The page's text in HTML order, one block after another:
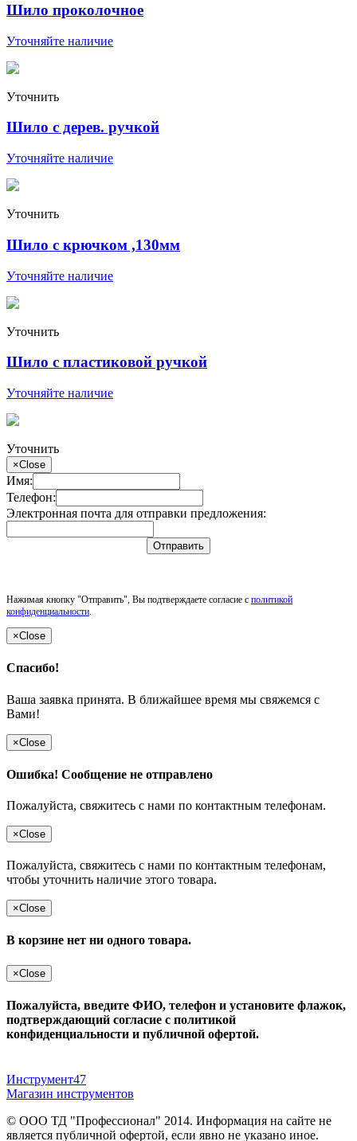
Шило проколочное
Уточняйте наличие
Уточнить
Шило с дерев. ручкой
Уточняйте наличие
Уточнить
Шило с крючком ,130мм
Уточняйте наличие
Уточнить
Шило с пластиковой ручкой
Уточняйте наличие
Уточнить
×Close
Имя:
Телефон:
Электронная почта для отправки предложения:
Отправить
Нажимая кнопку "Отправить", Вы подтверждаете согласие с политикой
конфиденциальности.
×Close
Спасибо!
Ваша заявка принята. В ближайшее время мы свяжемся с
Вами!
×Close
Ошибка! Сообщение не отправлено
Пожалуйста, свяжитесь с нами по контактным телефонам.
×Close
Пожалуйста, свяжитесь с нами по контактным телефонам,
чтобы уточнить наличие этого товара.
×Close
В корзине нет ни одного товара.
×Close
Пожалуйста, введите ФИО, телефон и установите флажок,
подтверждающий согласие с политикой
конфиденциальности и публичной офертой.
Инструмент47
Магазин инструментов
© ООО ТД "Профессионал" 2014. Информация на сайте не
является публичной офертой, если явно не указано иное.